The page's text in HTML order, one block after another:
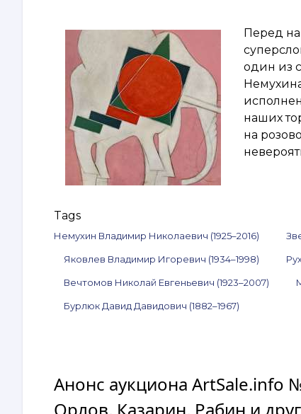
Перед
один из
наших
на
Tags
Немухин Владимир Николаевич (1925–2016)
Яковлев Владимир Игоревич (1934–1998)
Вечтомов Николай Евгеньевич (1923–2007)
Бурлюк Давид Давидович (1882–1967)
Анонс аукциона